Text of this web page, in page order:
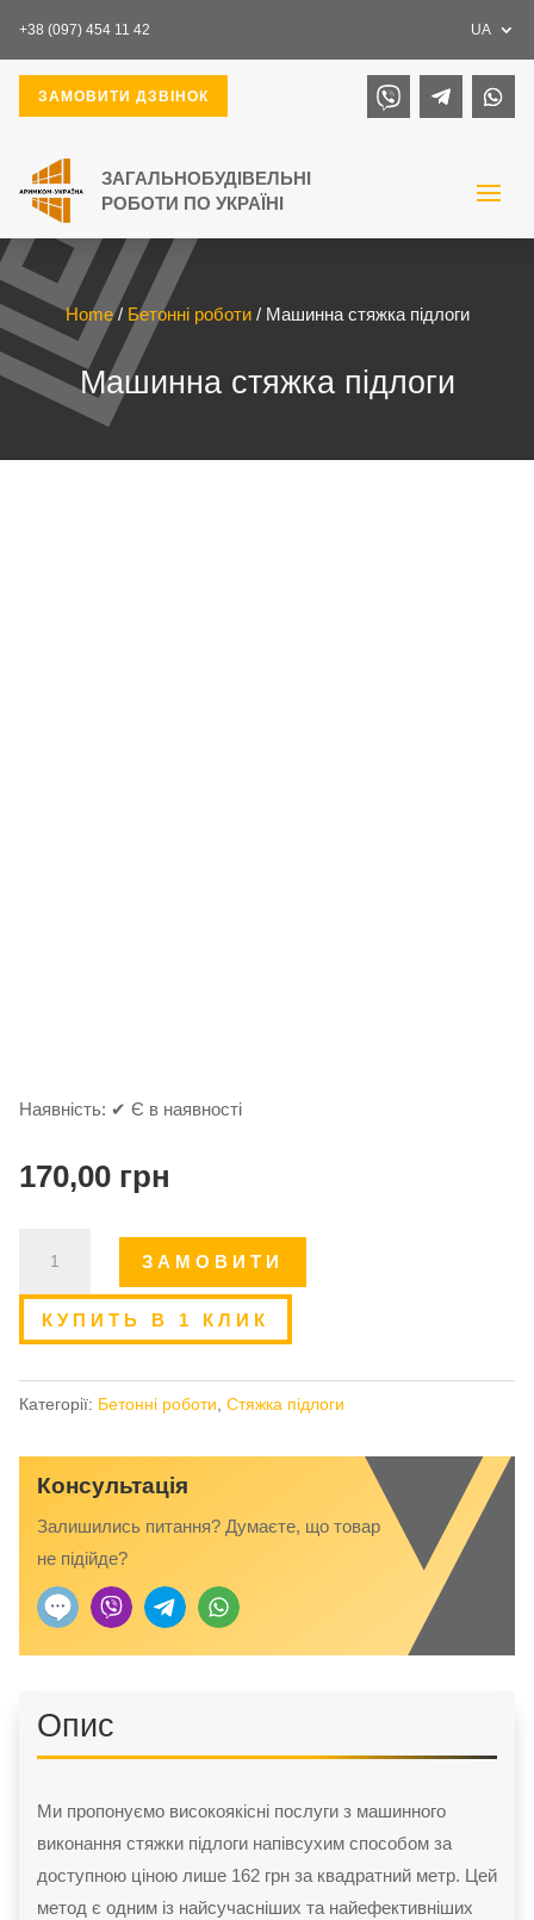
+38 (097) 454 11 42 UA
ЗАМОВИТИ ДЗВІНОК
Home/ Бетонні роботи/ Машинна стяжка підлоги
Машинна стяжка підлоги
Наявність: ✔ Є в наявності
170,00 грн
кількість
ЗАМОВИТИ
КУПИТЬ В 1 КЛИК
Категорії: Бетонні роботи Стяжка підлоги
Консультація
Залишились питання? Думаєте, що товар
не підійде?
Опис
Ми пропонуємо високоякісні послуги з машинного
виконання стяжки підлоги напівсухим способом за
доступною ціною лише 162 грн за квадратний метр. Цей
метод є одним із найсучасніших та найефективніших